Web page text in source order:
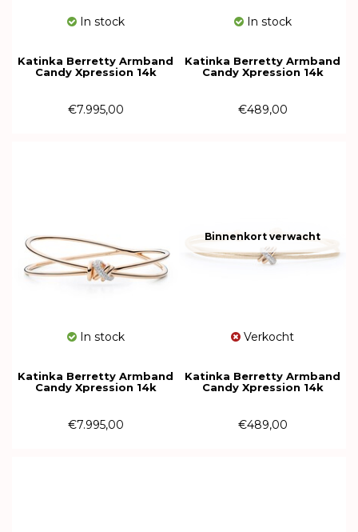
In stock
Katinka Berretty Armband
Candy Xpression 14k
€7.995,00
In stock
Katinka Berretty Armband
Candy Xpression 14k
€489,00
In stock
Katinka Berretty Armband
Candy Xpression 14k
€7.995,00
Binnenkort verwacht
Verkocht
Katinka Berretty Armband
Candy Xpression 14k
€489,00